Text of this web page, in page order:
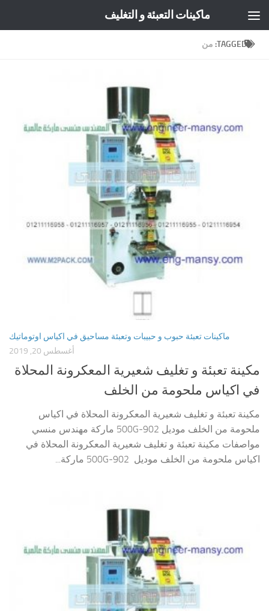
ماكينات التعبئة و التغليف
TAGGED: من
ماكينات تعبئة حبوب و حبيبات وتعبئة مساحيق في اكياس اوتوماتيك
أغسطس 20, 2019
مكينة تعبئة و تغليف شعيرية المعكرونة المحلاة
في اكياس ملحومة من الخلف
مكينة تعبئة و تغليف شعيرية المعكرونة المحلاة في اكياس
ملحومة من الخلف موديل 902-500G ماركة مهندس منسي
مواصفات مكينة تعبئة و تغليف شعيرية المعكرونة المحلاة في
اكياس ملحومة من الخلف موديل 902-500G ماركة...